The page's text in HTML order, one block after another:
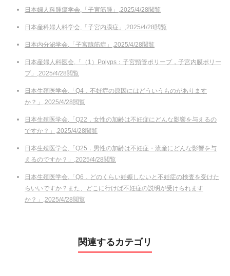
日本婦人科腫瘍学会,「子宮筋腫」,2025/4/28閲覧
日本産科婦人科学会,「子宮内膜症」,2025/4/28閲覧
日本内分泌学会,「子宮腺筋症」,2025/4/28閲覧
日本産婦人科医会,「（1）Polyps：子宮頸管ポリープ，子宮内膜ポリー
プ」,2025/4/28閲覧
日本生殖医学会,「Q4．不妊症の原因にはどういうものがあります
か？」,2025/4/28閲覧
日本生殖医学会,「Q22．女性の加齢は不妊症にどんな影響を与えるの
ですか？」,2025/4/28閲覧
日本生殖医学会,「Q25．男性の加齢は不妊症・流産にどんな影響を与
えるのですか？」,2025/4/28閲覧
日本生殖医学会,「Q6．どのくらい妊娠しないと不妊症の検査を受けた
らいいですか？また、どこに行けば不妊症の説明が受けられます
か？」,2025/4/28閲覧
関連するカテゴリ